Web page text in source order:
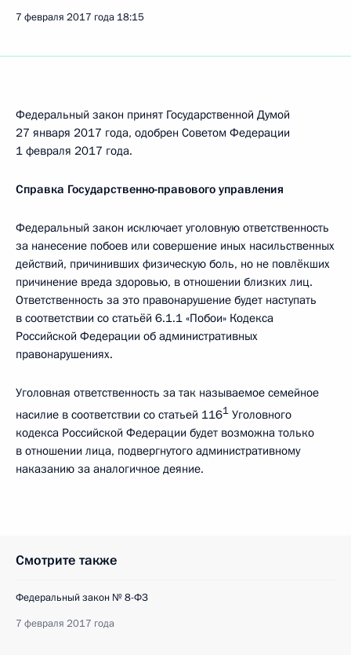
7 февраля 2017 года 18:15
Федеральный закон принят Государственной Думой
27 января 2017 года, одобрен Советом Федерации
1 февраля 2017 года.
Справка Государственно-правового управления
Федеральный закон исключает уголовную ответственность
за нанесение побоев или совершение иных насильственных
действий, причинивших физическую боль, но не повлёкших
причинение вреда здоровью, в отношении близких лиц.
Ответственность за это правонарушение будет наступать
в соответствии со статьёй 6.1.1 «Побои» Кодекса
Российской Федерации об административных
правонарушениях.
Уголовная ответственность за так называемое семейное
насилие в соответствии со статьей 1161 Уголовного
кодекса Российской Федерации будет возможна только
в отношении лица, подвергнутого административному
наказанию за аналогичное деяние.
Смотрите также
Федеральный закон № 8-ФЗ
7 февраля 2017 года